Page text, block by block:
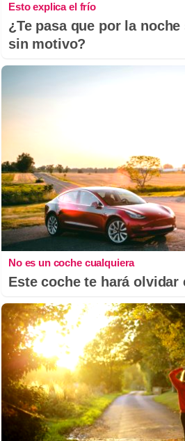
Esto explica el frío
¿Te pasa que por la
sin motivo?
No es un coche cualquiera
Este coche te hará olvidar